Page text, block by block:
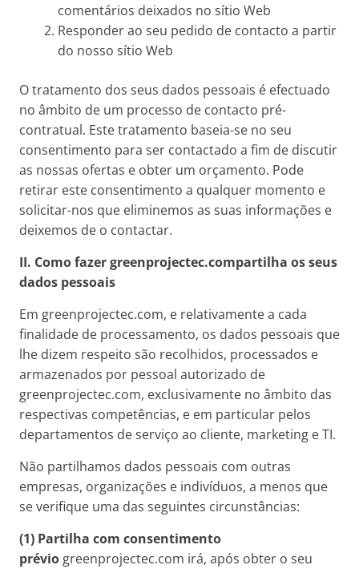
comentários deixados no sítio Web
Responder ao seu pedido de contacto a partir
do nosso sítio Web
O tratamento dos seus dados pessoais é efectuado
no âmbito de um processo de contacto pré-
contratual. Este tratamento baseia-se no seu
consentimento para ser contactado a fim de discutir
as nossas ofertas e obter um orçamento. Pode
retirar este consentimento a qualquer momento e
solicitar-nos que eliminemos as suas informações e
deixemos de o contactar.
II. Como fazergreenprojectec.compartilha os seus
dados pessoais
Em greenprojectec.com, e relativamente a cada
finalidade de processamento, os dados pessoais que
lhe dizem respeito são recolhidos, processados e
armazenados por pessoal autorizado de
greenprojectec.com, exclusivamente no âmbito das
respectivas competências, e em particular pelos
departamentos de serviço ao cliente, marketing e TI.
Não partilhamos dados pessoais com outras
empresas, organizações e indivíduos, a menos que
se verifique uma das seguintes circunstâncias:
(1) Partilha com consentimento
prévio greenprojectec.com irá, após obter o seu